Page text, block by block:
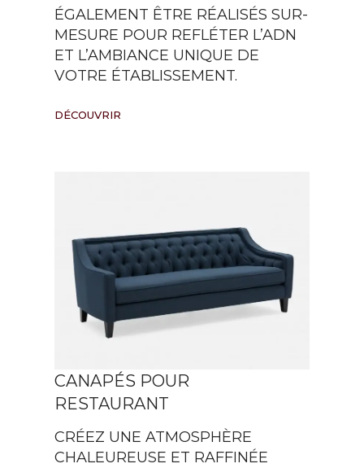
ÉGALEMENT ÊTRE RÉALISÉS SUR-
MESURE POUR REFLÉTER L’ADN
ET L’AMBIANCE UNIQUE DE
VOTRE ÉTABLISSEMENT.
DÉCOUVRIR
CANAPÉS POUR
RESTAURANT
CRÉEZ UNE ATMOSPHÈRE
CHALEUREUSE ET RAFFINÉE